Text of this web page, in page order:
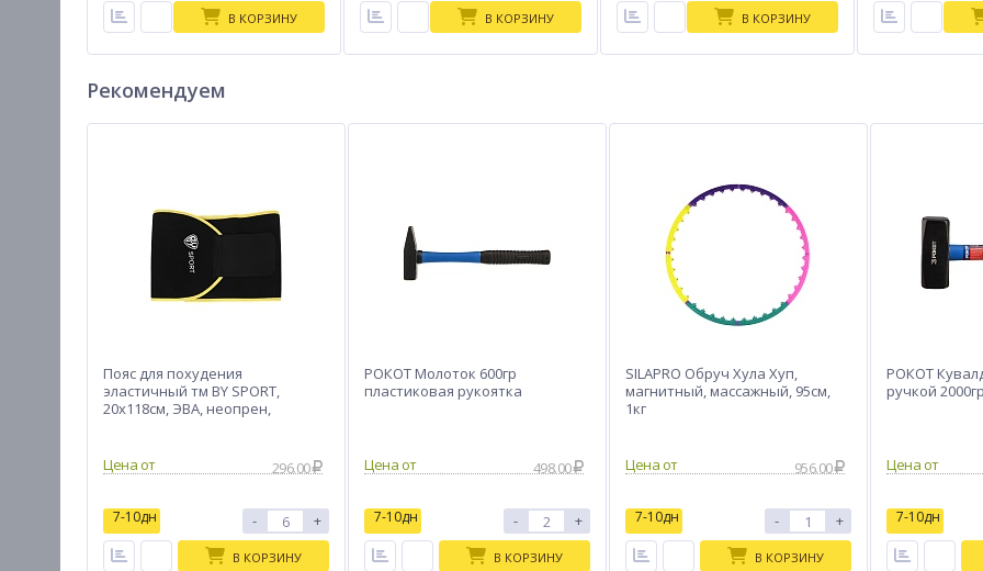
В КОРЗИНУ В КОРЗИНУ В КОРЗИНУ
Рекомендуем
Пояс для похудения
эластичный тм BY SPORT,
20х118см, ЭВА, неопрен,
296.00
7-10дн - +
В КОРЗИНУ
РОКОТ Молоток 600гр
пластиковая рукоятка
498.00
7-10дн - +
В КОРЗИНУ
SILAPRO Обруч Хула Хуп,
магнитный, массажный, 95см,
1кг
956.00
7-10дн - +
В КОРЗИНУ
РОКОТ
ручкой 2000гр
7-10дн